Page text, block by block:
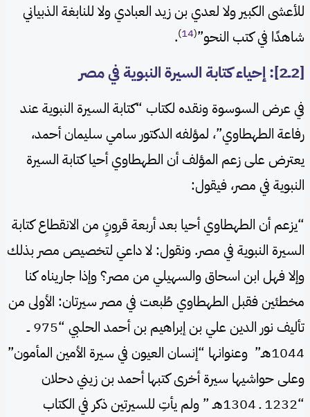
للأعشى الكبير ولا لعدي بن زيد العبادي ولا للنابغة الذبياني
شاهدًا في كتب النحو”(
14
)
.
[2ــ2]: إحياء كتابة السيرة النبوية في مصر
في عرض السوسوة ونقده لكتاب “كتابة السيرة النبوية عند
رفاعة الطهطاوي”، لمؤلفه الدكتور سامي سليمان أحمد،
يعترض على زعم المؤلف أن الطهطاوي أحيا كتابة السيرة
النبوية في مصر، فيقول:
“يزعم أن الطهطاوي أحيا بعد أربعة قرونٍ من الانقطاع كتابة
السيرة النبوية في مصر. ونقول: لا داعي لتخصيص مصر بذلك
وإلا فهل ابن اسحاق والسهيلي من مصر؟ وإذا جاريناه كنا
مخطئين فقبل الطهطاوي طُبعت في مصر سيرتان: الأولى من
تأليف نور الدين علي بن إبراهيم بن أحمد الحلبي “975 ــ
1044هـ” وعنوانها “إنسان العيون في سيرة الأمين المأمون”
وعلى حواشيها سيرة أخرى كتبها أحمد بن زيني دحلان
“1232 ـ 1304هـ ” ولم يأتِ للسيرتين ذكر في الكتاب